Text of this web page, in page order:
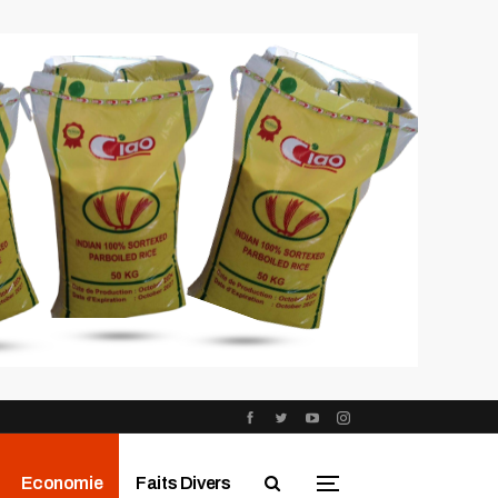
Economie Faits Divers